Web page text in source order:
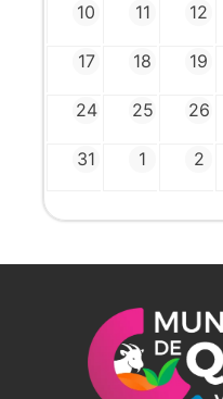
10 11 12
17 18 19
24 25 26
31 1 2